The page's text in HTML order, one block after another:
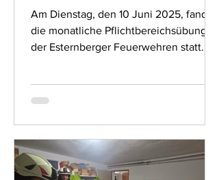
Am Dienstag, den 10 Juni 2025, fand
die monatliche Pflichtbereichsübung
der Esternberger Feuerwehren statt.